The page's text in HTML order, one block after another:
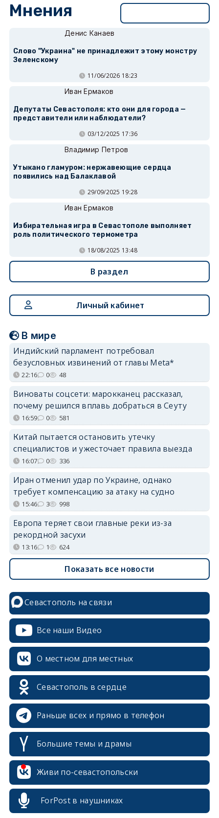
Мнения
Денис Канаев
Слово "Украина" не принадлежит этому монстру
Зеленскому
11/06/2026 18:23
Иван Ермаков
Депутаты Севастополя: кто они для города —
представители или наблюдатели?
03/12/2025 17:36
Владимир Петров
Утыкано гламуром: нержавеющие сердца
появились над Балаклавой
29/09/2025 19:28
Иван Ермаков
Избирательная игра в Севастополе выполняет
роль политического термометра
18/08/2025 13:48
В раздел
Личный кабинет
В мире
Индийский парламент потребовал
безусловных извинений от главы Meta*
22:16 0 48
Виноваты соцсети: марокканец рассказал,
почему решился вплавь добраться в Сеуту
16:59 0 581
Китай пытается остановить утечку
специалистов и ужесточает правила выезда
16:07 0 336
Иран отменил удар по Украине, однако
требует компенсацию за атаку на судно
15:46 3 998
Европа теряет свои главные реки из-за
рекордной засухи
13:16 1 624
Показать все новости
Севастополь на связи
Все наши Видео
О местном для местных
Севастополь в сердце
Раньше всех и прямо в телефон
Большие темы и драмы
Живи по-севастопольски
ForPost в наушниках